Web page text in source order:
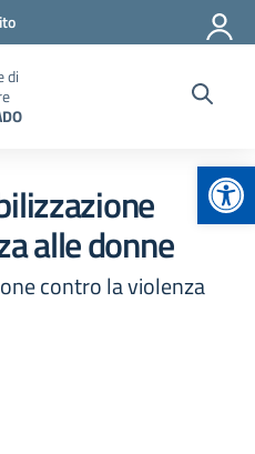
di
alle donne
contro la violenza